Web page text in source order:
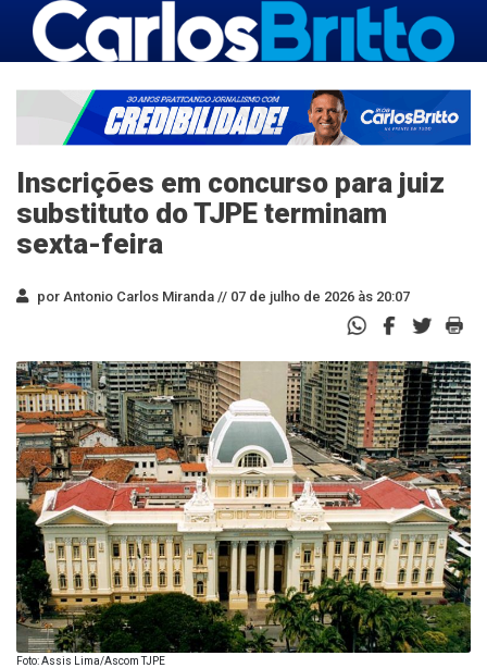
Inscrições em concurso para juiz
substituto do TJPE terminam
sexta-feira
por Antonio Carlos Miranda // 07 de julho de 2026 às 20:07
Foto: Assis Lima/Ascom TJPE